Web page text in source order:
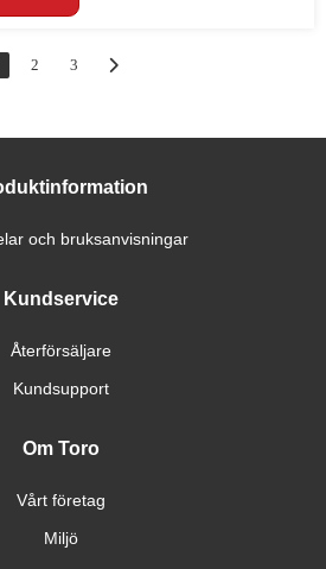
2 3
och bruksanvisningar
Kundservice
Återförsäljare
Kundsupport
Om Toro
Vårt företag
Miljö